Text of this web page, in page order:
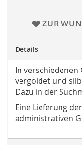
ZUR
Details
In verschiedenen
vergoldet und
Dazu in der
Eine Lieferung
administrativen